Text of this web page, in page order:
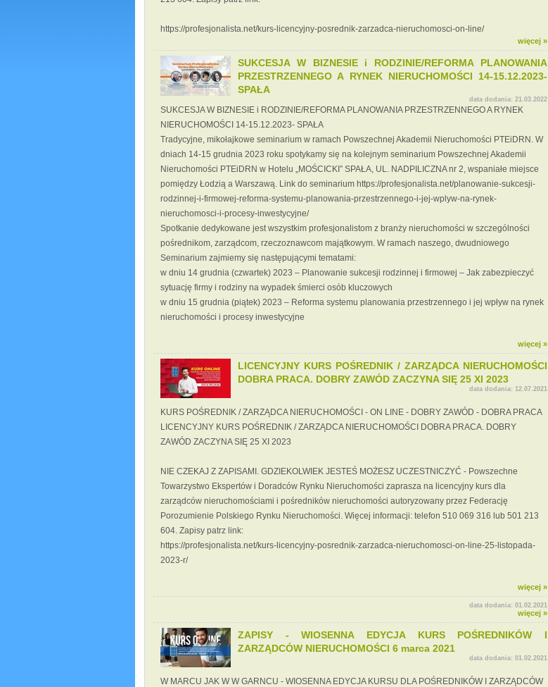
https://profesjonalista.net/kurs-licencyjny-posrednik-zarzadca-nieruchomosci-on-line/
więcej »
SUKCESJA W BIZNESIE i RODZINIE/REFORMA PLANOWANIA
PRZESTRZENNEGO A RYNEK NIERUCHOMOŚCI 14-15.12.2023-
SPAŁA
data dodania: 21.03.2022
SUKCESJA W BIZNESIE i RODZINIE/REFORMA PLANOWANIA PRZESTRZENNEGO A RYNEK
NIERUCHOMOŚCI 14-15.12.2023- SPAŁA
Tradycyjne, mikołajkowe seminarium w ramach Powszechnej Akademii Nieruchomości PTEiDRN. W
dniach 14-15 grudnia 2023 roku spotykamy się na kolejnym seminarium Powszechnej Akademii
Nieruchomości PTEiDRN w Hotelu „MOŚCICKI” SPAŁA, UL. NADPILICZNA nr 2, wspaniałe miejsce
pomiędzy Łodzią a Warszawą. Link do seminarium https://profesjonalista.net/planowanie-sukcesji-
rodzinnej-i-firmowej-reforma-systemu-planowania-przestrzennego-i-jej-wplyw-na-rynek-
nieruchomosci-i-procesy-inwestycyjne/
Spotkanie dedykowane jest wszystkim profesjonalistom z branży nieruchomości w szczególności
pośrednikom, zarządcom, rzeczoznawcom majątkowym. W ramach naszego, dwudniowego
Seminarium zajmiemy się następującymi tematami:
w dniu 14 grudnia (czwartek) 2023 – Planowanie sukcesji rodzinnej i firmowej – Jak zabezpieczyć
sytuację firmy i rodziny na wypadek śmierci osób kluczowych
w dniu 15 grudnia (piątek) 2023 – Reforma systemu planowania przestrzennego i jej wpływ na rynek
nieruchomości i procesy inwestycyjne
więcej »
LICENCYJNY KURS POŚREDNIK / ZARZĄDCA NIERUCHOMOŚCI
DOBRA PRACA. DOBRY ZAWÓD ZACZYNA SIĘ 25 XI 2023
data dodania: 12.07.2021
KURS POŚREDNIK / ZARZĄDCA NIERUCHOMOŚCI - ON LINE - DOBRY ZAWÓD - DOBRA PRACA
LICENCYJNY KURS POŚREDNIK / ZARZĄDCA NIERUCHOMOŚCI DOBRA PRACA. DOBRY
ZAWÓD ZACZYNA SIĘ 25 XI 2023
NIE CZEKAJ Z ZAPISAMI. GDZIEKOLWIEK JESTEŚ MOŻESZ UCZESTNICZYĆ - Powszechne
Towarzystwo Ekspertów i Doradców Rynku Nieruchomości zaprasza na licencyjny kurs dla
zarządców nieruchomościami i pośredników nieruchomości autoryzowany przez Federację
Porozumienie Polskiego Rynku Nieruchomości. Więcej informacji: telefon 510 069 316 lub 501 213
604. Zapisy patrz link:
https://profesjonalista.net/kurs-licencyjny-posrednik-zarzadca-nieruchomosci-on-line-25-listopada-
2023-r/
więcej »
data dodania: 01.02.2021
więcej »
ZAPISY - WIOSENNA EDYCJA KURS POŚREDNIKÓW I
ZARZĄDCÓW NIERUCHOMOŚCI 6 marca 2021
data dodania: 01.02.2021
W MARCU JAK W W GARNCU - WIOSENNA EDYCJA KURSU DLA POŚREDNIKÓW I ZARZĄDCÓW